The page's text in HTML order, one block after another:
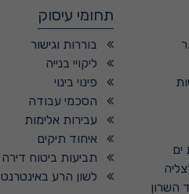
ים
השרון
תחומי עיסוק
בוררות וגישור
ליקויי בנייה
פינוי בינוי
הסכמי עבודה
עבירות אלימות
איחוד תיקים
תביעות ביטוח דירה
לשון הרע באינטרנט